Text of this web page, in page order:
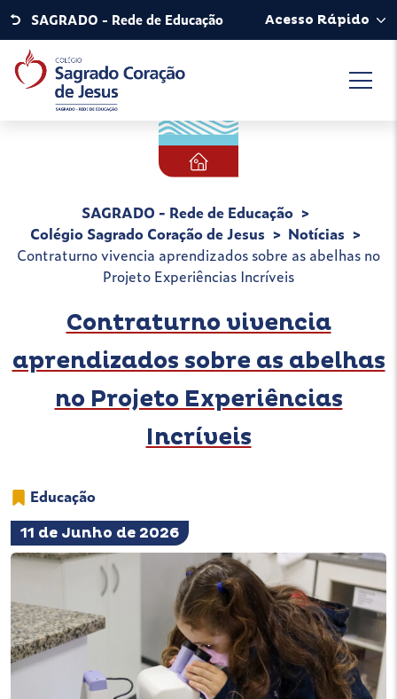
SAGRADO - Rede de Educação Acesso Rápido
SAGRADO - Rede de Educação
Colégio Sagrado Coração de Jesus
Notícias
Contraturno vivencia aprendizados sobre as abelhas no
Projeto Experiências Incríveis
Contraturno vivencia
aprendizados sobre as abelhas
no Projeto Experiências
Incríveis
Educação
11 de Junho de 2026